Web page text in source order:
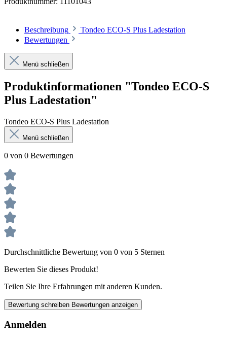
Beschreibung
Tondeo ECO-S Plus Ladestation
Bewertungen
Menü schließen
Produktinformationen "Tondeo ECO-S
Plus Ladestation"
Tondeo ECO-S Plus Ladestation
Menü schließen
0 von 0 Bewertungen
Durchschnittliche Bewertung von 0 von 5 Sternen
Bewerten Sie dieses Produkt!
Teilen Sie Ihre Erfahrungen mit anderen Kunden.
Bewertung schreiben Bewertungen anzeigen
Anmelden